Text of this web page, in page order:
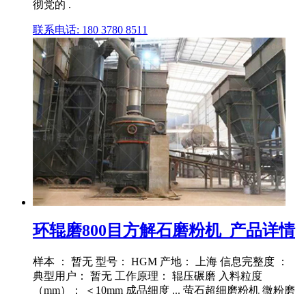
彻党的 .
联系电话: 180 3780 8511
环辊磨800目方解石磨粉机_产品详情
样本 ： 暂无 型号： HGM 产地： 上海 信息完整度 ：
典型用户： 暂无 工作原理： 辊压碾磨 入料粒度
（mm）： ＜10mm 成品细度 ... 萤石超细磨粉机 微粉磨